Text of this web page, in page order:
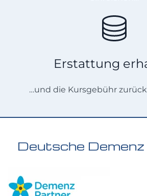
Erstattung
…und die Kursgebühr
Deutsche